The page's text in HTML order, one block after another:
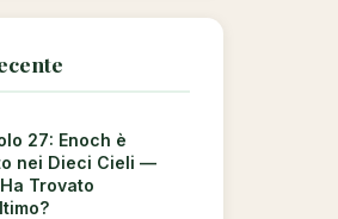
27: Enoch è
nei Dieci Cieli —
Trovato